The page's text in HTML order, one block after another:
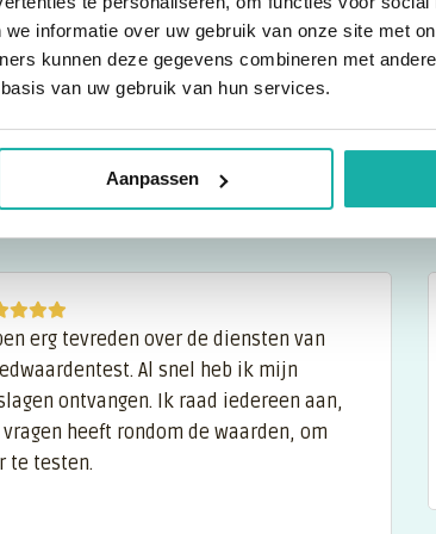
informatie over uw gebruik van onze site met
kunnen deze gegevens combineren met
van uw gebruik van hun services.
Aanpassen
Dat kan, maar zorg ervoor dat je je
gekoppeld aan je geslacht en leeftijd.
persoonlijk overleg voordat je de uitslag
aangeduid met een pijltje omhoog (hoge
dat een bloed- of urineonderzoek een
je (huis)arts te raadplegen.
Ja, je kunt je uitslag bespreken met je eigen
een consult aanvragen. We werken samen
erg tevreden over de diensten van
Al snel heb ik mijn
ontvangen. Ik raad iedereen aan,
heeft rondom de waarden, om
te testen.